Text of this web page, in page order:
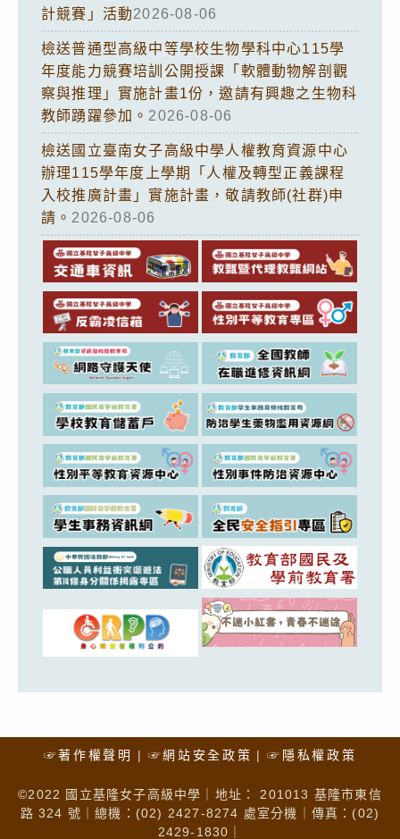
計競賽」活動2026-08-06
檢送普通型高級中等學校生物學科中心115學
年度能力競賽培訓公開授課「軟體動物解剖觀
察與推理」實施計畫1份，邀請有興趣之生物科
教師踴躍參加。 2026-08-06
檢送國立臺南女子高級中學人權教育資源中心
辦理115學年度上學期「人權及轉型正義課程
入校推廣計畫」實施計畫，敬請教師(社群)申
請。 2026-08-06
☞著作權聲明 ☞網站安全政策 ☞隱私權政策
©2022 國立基隆女子高級中學｜地址： 201013 基隆市東信
路 324 號｜總機：(02) 2427-8274 處室分機｜傳真：(02)
2429-1830｜